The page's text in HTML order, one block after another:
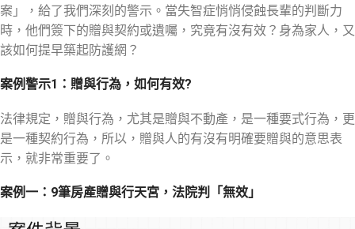
案」，給了我們深刻的警示。當失智症悄悄侵蝕長輩的判斷力
時，他們簽下的贈與契約或遺囑，究竟有沒有效？身為家人，又
該如何提早築起防護網？
案例警示1：贈與行為，如何有效?
法律規定，贈與行為，尤其是贈與不動產，是一種要式行為，更
是一種契約行為，所以，贈與人的有沒有明確要贈與的意思表
示，就非常重要了。
案例一：9筆房產贈與行天宮，法院判「無效」